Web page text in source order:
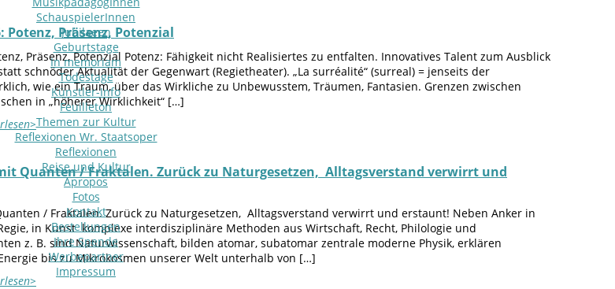
SchauspielerInnen
Jubilaeen
Geburtstage
In memoriam
Todestage
Künstler-Info
Feuilleton
Themen zur Kultur
Reflexionen Wr. Staatsoper
Reflexionen
Reise und Kultur
Apropos
Fotos
Kontakt
Bestellungen
Ihre Spende
Werbepartner
Impressum
Potenz, Präsenz, Potenzial
Präsenz, Potenzial Potenz: Fähigkeit nicht Realisiertes zu entfalten. Innovatives Talent zum Ausblick
schnöder Aktualität der Gegenwart (Regietheater). „La surréalité“ (surreal) = jenseits der
wie ein Traum, über das Wirkliche zu Unbewusstem, Träumen, Fantasien. Grenzen zwischen
in „höherer Wirklichkeit“ […]
Quanten / Fraktalen. Zurück zu Naturgesetzen, Alltagsverstand verwirrt und
/ Fraktalen. Zurück zu Naturgesetzen, Alltagsverstand verwirrt und erstaunt! Neben Anker in
in Kunst komplexe interdisziplinäre Methoden aus Wirtschaft, Recht, Philologie und
z. B. sind Naturwissenschaft, bilden atomar, subatomar zentrale moderne Physik, erklären
bis zu Mikrokosmen unserer Welt unterhalb von […]